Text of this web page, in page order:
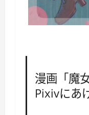
漫画「魔
Pixivにあ